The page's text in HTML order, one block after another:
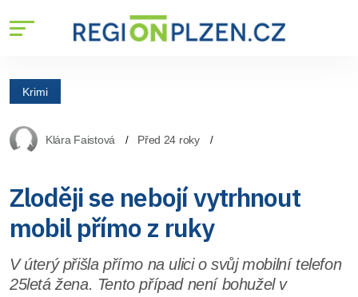
Krimi
Klára Faistová Před 24 roky
Zloději se nebojí vytrhnout
mobil přímo z ruky
V úterý přišla přímo na ulici o svůj mobilní telefon
25letá žena. Tento případ není bohužel v